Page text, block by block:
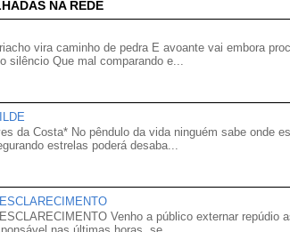
NA REDE
vira caminho de pedra E avoante vai embora
silêncio Que mal comparando e...
da Costa* No pêndulo da vida ninguém sabe onde
estrelas poderá desaba...
Venho a público externar repúdio